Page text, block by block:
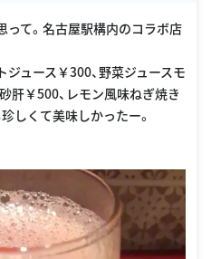
て。名古屋駅構内のコラボ店
ュース￥300、野菜ジュースモ
肝￥500、レモン風味ねぎ焼き
しくて美味しかったー。